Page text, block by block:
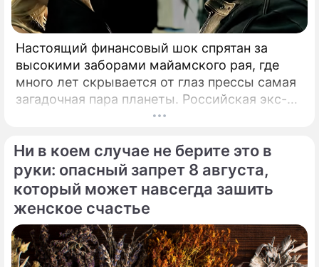
Настоящий финансовый шок спрятан за
высокими заборами майамского рая, где
много лет скрывается от глаз прессы самая
загадочная пара планеты. Российская экс-
теннисистка Анна Курникова и испанский
двадцати лет удерживают статус одной из
самых закрытых и непубличных пар
мирового шоу-бизнеса.
Ни в коем случае не берите это в
руки: опасный запрет 8 августа,
который может навсегда зашить
женское счастье